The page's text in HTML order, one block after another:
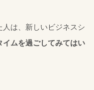
は、新しいビジネスシ
イムを過ごしてみてはい